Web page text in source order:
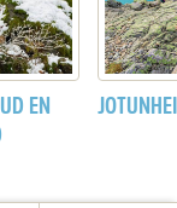
EN